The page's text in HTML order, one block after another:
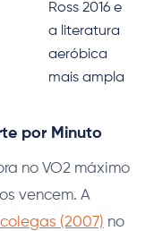
Ross 2016 e
a literatura
aeróbica
mais ampla
por Minuto
no VO2 máximo
vencem. A
(2007) no